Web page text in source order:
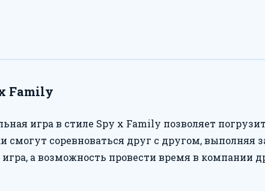
Family
игра в стиле Spy x Family позволяет
смогут соревноваться друг с другом, выполняя
игра, а возможность провести время в компании